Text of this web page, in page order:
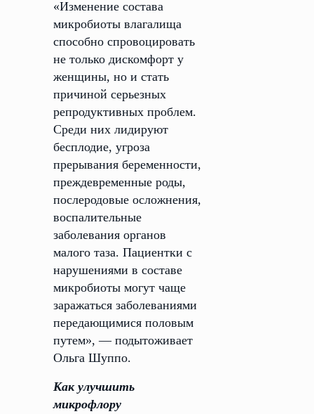
«Изменение состава
микробиоты влагалища
способно спровоцировать
не только дискомфорт у
женщины, но и стать
причиной серьезных
репродуктивных проблем.
Среди них лидируют
бесплодие, угроза
прерывания беременности,
преждевременные роды,
послеродовые осложнения,
воспалительные
заболевания органов
малого таза. Пациентки с
нарушениями в составе
микробиоты могут чаще
заражаться заболеваниями
передающимися половым
путем», — подытоживает
Ольга Шуппо.
Как улучшить
микрофлору